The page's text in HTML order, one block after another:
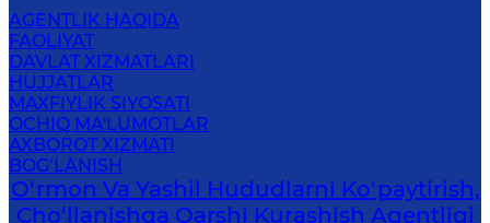
AGENTLIK HAQIDA
FAOLIYAT
DAVLAT XIZMATLARI
HUJJATLAR
MAXFIYLIK SIYOSATI
OCHIQ MA'LUMOTLAR
AXBOROT XIZMATI
BOG‘LANISH
O‘rmon Va Yashil Hududlarni Ko‘paytirish,
Cho‘llanishga Qarshi Kurashish Agentligi